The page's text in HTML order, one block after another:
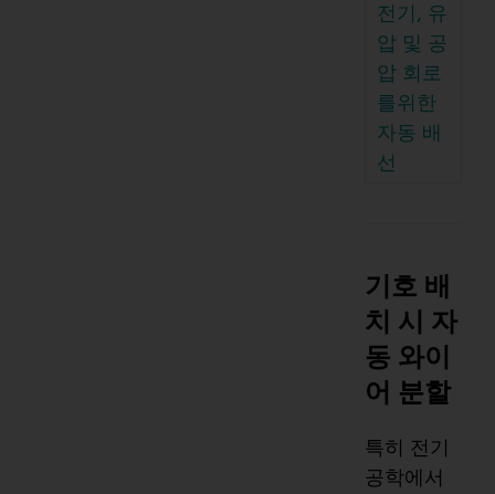
전기, 유
압 및 공
압 회로
를위한
자동 배
선
기호 배
치 시 자
동 와이
어 분할
특히 전기
공학에서